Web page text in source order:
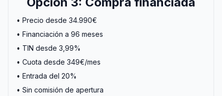
• Precio desde 34.990€
• Financiación a 96 meses
• TIN desde 3,99%
• Cuota desde 349€/mes
• Entrada del 20%
• Sin comisión de apertura